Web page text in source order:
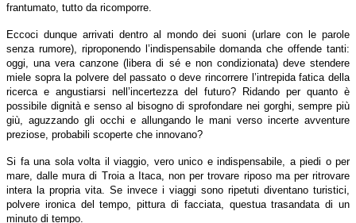
frantumato, tutto da ricomporre.
Eccoci dunque arrivati dentro al mondo dei suoni (urlare con le parole
senza rumore), riproponendo l’indispensabile domanda che offende tanti:
oggi, una vera canzone (libera di sé e non condizionata) deve stendere
miele sopra la polvere del passato o deve rincorrere l’intrepida fatica della
ricerca e angustiarsi nell’incertezza del futuro? Ridando per quanto è
possibile dignità e senso al bisogno di sprofondare nei gorghi, sempre più
giù, aguzzando gli occhi e allungando le mani verso incerte avventure
preziose, probabili scoperte che innovano?
Si fa una sola volta il viaggio, vero unico e indispensabile, a piedi o per
mare, dalle mura di Troia a Itaca, non per trovare riposo ma per ritrovare
intera la propria vita. Se invece i viaggi sono ripetuti diventano turistici,
polvere ironica del tempo, pittura di facciata, questua trasan­data di un
minuto di tempo.